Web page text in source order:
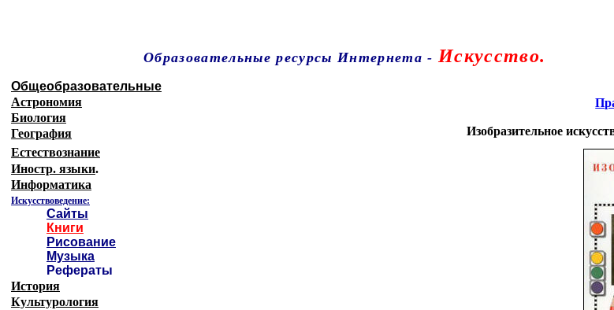
Образовательные ресурсы Интернета - Искусство.
Изобразительное
Общеобразовательные
Астрономия
Биология
География
Естествознание
Иностр. языки.
Информатика
Искусствоведение:
Сайты
Книги
Рисование
Музыка
Рефераты
История
Культурология